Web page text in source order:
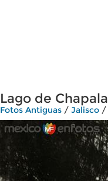
Lago de Chapala
Fotos Antiguas / Jalisco /